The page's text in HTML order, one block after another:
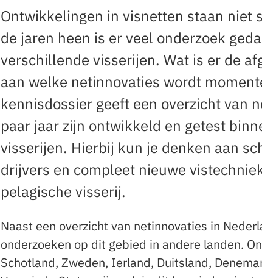
Ontwikkelingen in visnetten staan niet
de jaren heen is er veel onderzoek
verschillende visserijen. Wat is er de
aan welke netinnovaties wordt
kennisdossier geeft een overzicht van
paar jaar zijn ontwikkeld en getest
visserijen. Hierbij kun je denken aan
drijvers en compleet nieuwe
pelagische visserij.
Naast een overzicht van netinnovaties in
onderzoeken op dit gebied in andere landen.
Schotland, Zweden, Ierland, Duitsland,